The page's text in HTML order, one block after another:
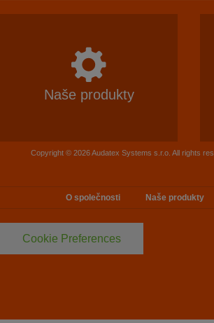
Naše produkty
Copyright © 2026 Audatex Systems s.r.o. All rights
O společnosti Naše produkty
Cookie Preferences